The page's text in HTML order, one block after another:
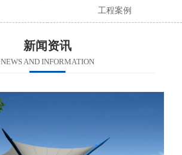
工程案例
新闻资讯
NEWS AND INFORMATION